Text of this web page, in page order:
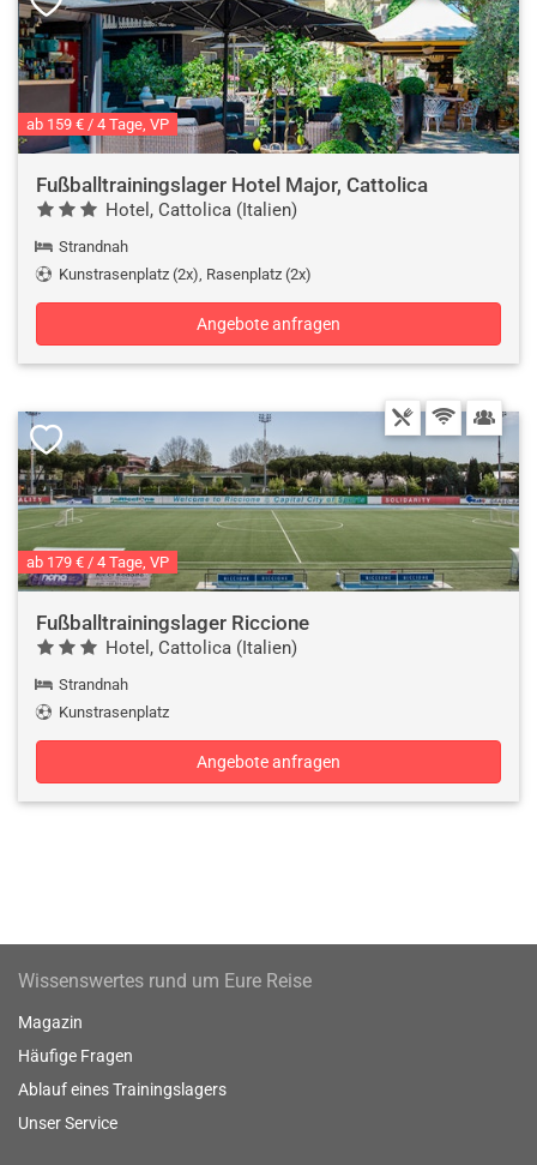
ab 159 € / 4 Tage, VP
Fußballtrainingslager Hotel Major, Cattolica
Hotel, Cattolica (Italien)
Strandnah
Kunstrasenplatz (2x), Rasenplatz (2x)
Angebote anfragen
ab 179 € / 4 Tage, VP
Fußballtrainingslager Riccione
Hotel, Cattolica (Italien)
Strandnah
Kunstrasenplatz
Angebote anfragen
Wissenswertes rund um Eure Reise
Magazin
Häufige Fragen
Ablauf eines Trainingslagers
Unser Service